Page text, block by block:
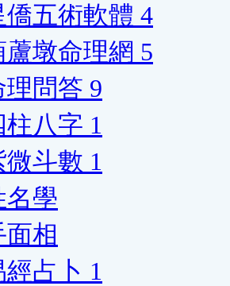
僑五術軟體 4
蘆墩命理網 5
理問答 9
柱八字 1
微斗數 1
名學
面相
經占卜 1